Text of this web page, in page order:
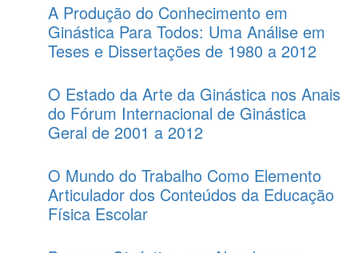
A Produção do Conhecimento em
Ginástica Para Todos: Uma Análise em
Teses e Dissertações de 1980 a 2012
O Estado da Arte da Ginástica nos Anais
do Fórum Internacional de Ginástica
Geral de 2001 a 2012
O Mundo do Trabalho Como Elemento
Articulador dos Conteúdos da Educação
Física Escolar